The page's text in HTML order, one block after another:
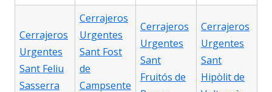
Cerrajeros
Urgentes
Sant Feliu
Sasserra
Cerrajeros
Urgentes
Sant Fost
de
Campsente
Cerrajeros
Urgentes
Sant
Fruitós de
Cerrajeros
Urgentes
Sant
Hipòlit de